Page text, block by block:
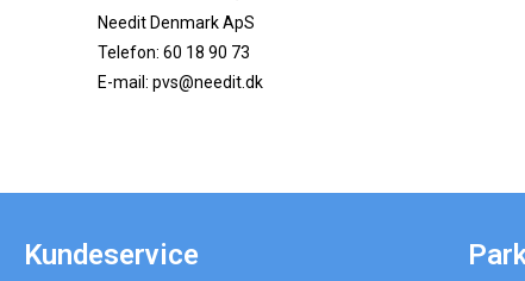
Needit Denmark ApS
Telefon: 60 18 90 73
E-mail: pvs@needit.dk
Kundeservice